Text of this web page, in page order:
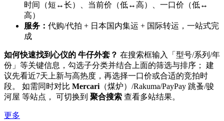
时间（短↔长）、当前价（低↔高）、一口价（低↔
高）
服务： 代购/代拍 + 日本国内集运 + 国际转运，一站式完
成
如何快速找到心仪的 牛仔外套？ 在搜索框输入「型号/系列/年
份」等关键信息，勾选子分类并结合上面的筛选与排序； 建
议先看近7天上新与高热度，再选择一口价或合适的竞拍时
段。 如需同时对比 Mercari （煤炉）/Rakuma/PayPay 跳蚤/骏
河屋 等站点， 可切换到 聚合搜索 查看多站结果。
更多